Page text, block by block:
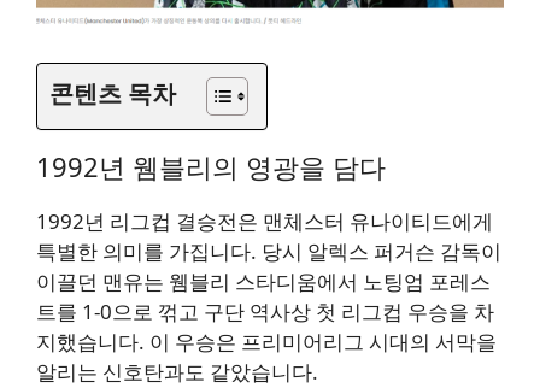
콘텐츠 목차
1992년 웸블리의 영광을 담다
1992년 리그컵 결승전은 맨체스터 유나이티드에게
특별한 의미를 가집니다. 당시 알렉스 퍼거슨 감독이
이끌던 맨유는 웸블리 스타디움에서 노팅엄 포레스
트를 1-0으로 꺾고 구단 역사상 첫 리그컵 우승을 차
지했습니다. 이 우승은 프리미어리그 시대의 서막을
알리는 신호탄과도 같았습니다.